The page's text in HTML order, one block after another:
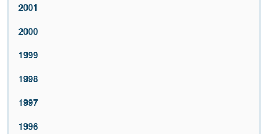
2001
2000
1999
1998
1997
1996